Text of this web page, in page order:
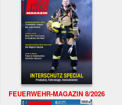
FEUERWEHR-MAGAZIN 8/2026